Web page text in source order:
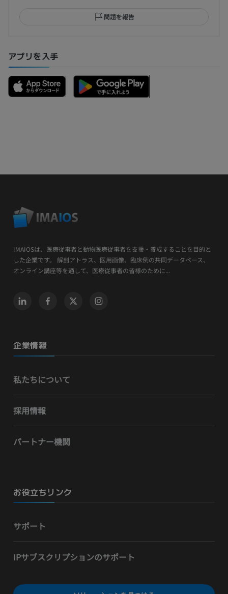
問題を報告
アプリを入手
IMAIOSは、医療従事者と動物医療従事者を支援・養成することを目的と
した企業です。 解剖アトラス、医用画像、臨床例の共同データベース、
オンライン講座等を通して、医療従事者の皆様のために...
企業情報
私たちについて
採用情報
パートナー機関
お役立ちリンク
サポート
IPサブスクリプションのサポート